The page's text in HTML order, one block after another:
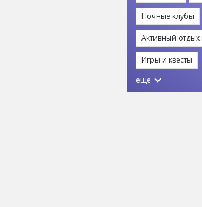
Ночные клубы
Активный отдых
Игры и квесты
еще